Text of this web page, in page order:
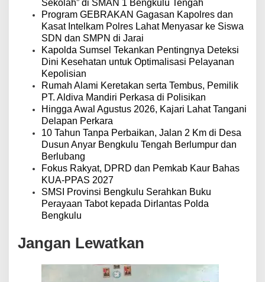
Sekolah” di SMAN 1 Bengkulu Tengah
Program GEBRAKAN Gagasan Kapolres dan
Kasat Intelkam Polres Lahat Menyasar ke Siswa
SDN dan SMPN di Jarai
Kapolda Sumsel Tekankan Pentingnya Deteksi
Dini Kesehatan untuk Optimalisasi Pelayanan
Kepolisian
Rumah Alami Keretakan serta Tembus, Pemilik
PT. Aldiva Mandiri Perkasa di Polisikan
Hingga Awal Agustus 2026, Kajari Lahat Tangani
Delapan Perkara
10 Tahun Tanpa Perbaikan, Jalan 2 Km di Desa
Dusun Anyar Bengkulu Tengah Berlumpur dan
Berlubang
Fokus Rakyat, DPRD dan Pemkab Kaur Bahas
KUA-PPAS 2027
SMSI Provinsi Bengkulu Serahkan Buku
Perayaan Tabot kepada Dirlantas Polda
Bengkulu
Jangan Lewatkan